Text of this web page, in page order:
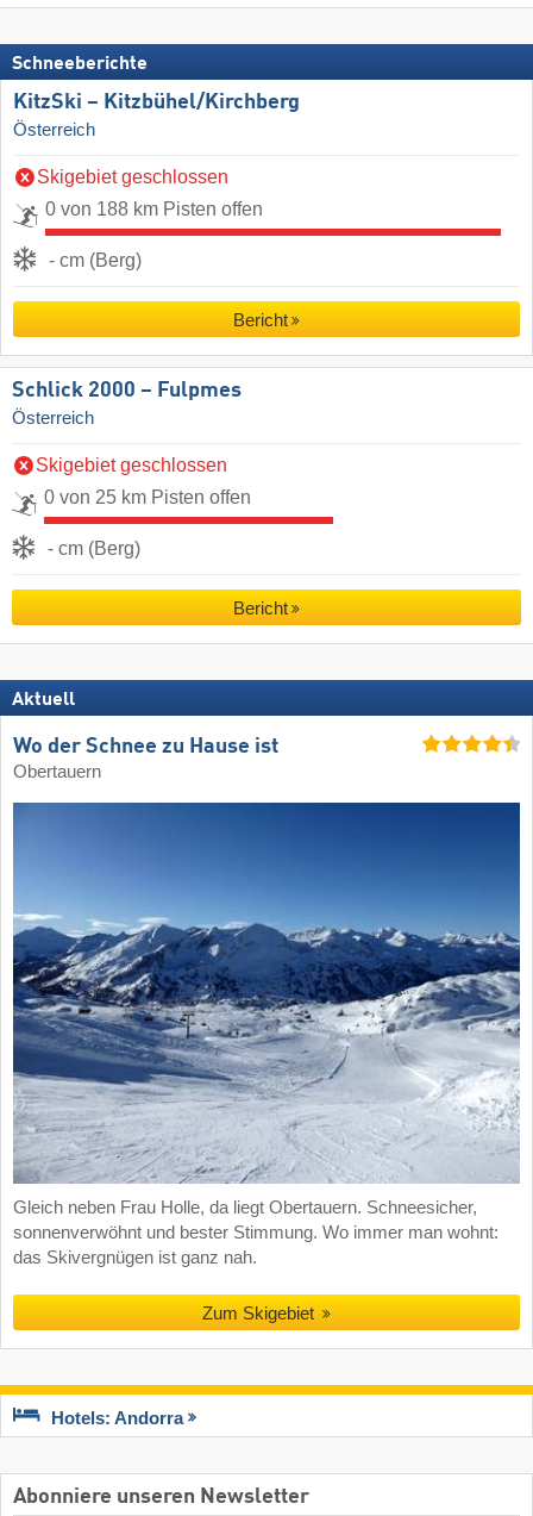
Schneeberichte
KitzSki – Kitzbühel/​Kirchberg
Österreich
Skigebiet geschlossen
0 von 188 km Pisten offen
- cm (Berg)
Bericht
Schlick 2000 – Fulpmes
Österreich
Skigebiet geschlossen
0 von 25 km Pisten offen
- cm (Berg)
Bericht
Aktuell
Wo der Schnee zu Hause ist
Obertauern
Gleich neben Frau Holle, da liegt Obertauern. Schneesicher,
sonnenverwöhnt und bester Stimmung. Wo immer man wohnt:
das Skivergnügen ist ganz nah.
Zum Skigebiet
Hotels: Andorra
Abonniere unseren Newsletter